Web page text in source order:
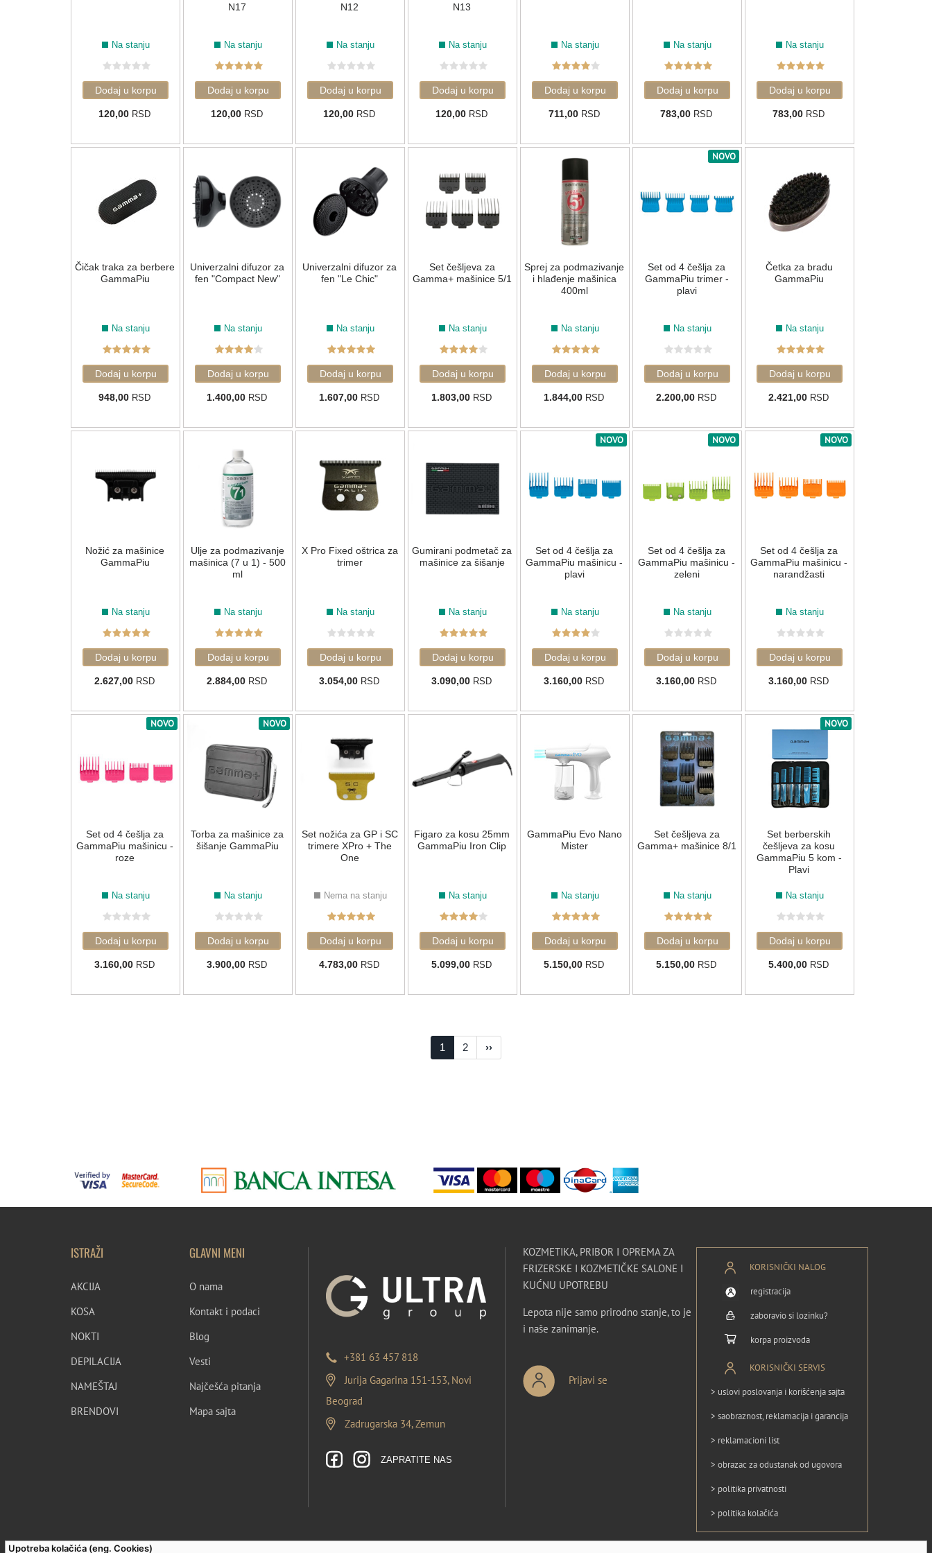
Upotreba kolačića (eng. Cookies)
Na stanju
120,00 RSD
N17
Na stanju
120,00 RSD
N12
Na stanju
120,00 RSD
N13
Na stanju
120,00 RSD
Na stanju
711,00RSD
Na stanju
783,00 RSD
Na stanju
783,00 RSD
Čičak traka za berbere
GammaPiu
Na stanju
948,00 RSD
Univerzalni difuzor za
fen "Compact New"
Na stanju
1.400,00 RSD
Univerzalni difuzor za
fen "Le Chic"
Na stanju
1.607,00 RSD
Set češljeva za
Gamma+ mašinice 5/1
Na stanju
1.803,00 RSD
Sprej za podmazivanje
i hlađenje mašinica
400ml
Na stanju
1.844,00 RSD
NOVO
Set od 4 češlja za
GammaPiu trimer -
plavi
Na stanju
2.200,00 RSD
Četka za bradu
GammaPiu
Na stanju
2.421,00 RSD
Nožić za mašinice
GammaPiu
Na stanju
2.627,00 RSD
Ulje za podmazivanje
mašinica (7 u 1) - 500
ml
Na stanju
2.884,00 RSD
X Pro Fixed oštrica za
trimer
Na stanju
3.054,00 RSD
Gumirani podmetač za
mašinice za šišanje
Na stanju
3.090,00 RSD
NOVO
Set od 4 češlja za
GammaPiu mašinicu -
plavi
Na stanju
3.160,00 RSD
NOVO
Set od 4 češlja za
GammaPiu mašinicu -
zeleni
Na stanju
3.160,00 RSD
NOVO
Set od 4 češlja za
GammaPiu mašinicu -
narandžasti
Na stanju
3.160,00 RSD
NOVO
Set od 4 češlja za
GammaPiu mašinicu -
roze
Na stanju
3.160,00 RSD
NOVO
Torba za mašinice za
šišanje GammaPiu
Na stanju
3.900,00 RSD
Set nožića za GP i SC
trimere XPro + The
One
Nema na stanju
4.783,00 RSD
Figaro za kosu 25mm
GammaPiu Iron Clip
Na stanju
5.099,00 RSD
GammaPiu Evo Nano
Mister
Na stanju
5.150,00 RSD
Set češljeva za
Gamma+ mašinice 8/1
Na stanju
5.150,00 RSD
NOVO
Set berberskih
češljeva za kosu
GammaPiu 5 kom -
Plavi
Na stanju
5.400,00 RSD
1 2 ››
ISTRAŽI
AKCIJA
KOSA
NOKTI
DEPILACIJA
NAMEŠTAJ
BRENDOVI
GLAVNI MENI
O nama
Kontakt i podaci
Blog
Vesti
Najčešća pitanja
Mapa sajta
+381 63 457 818
Jurija Gagarina 151-153, Novi
Beograd
Zadrugarska 34, Zemun
ZAPRATITE NAS
KOZMETIKA, PRIBOR I OPREMA ZA
FRIZERSKE I KOZMETIČKE SALONE I
KUĆNU UPOTREBU
Lepota nije samo prirodno stanje, to je
i naše zanimanje.
Prijavi se
KORISNIČKI NALOG
registracija
zaboravio si lozinku?
korpa proizvoda
KORISNIČKI SERVIS
> uslovi poslovanja i korišćenja sajta
> saobraznost, reklamacija i garancija
> reklamacioni list
> obrazac za odustanak od ugovora
> politika privatnosti
> politika kolačića